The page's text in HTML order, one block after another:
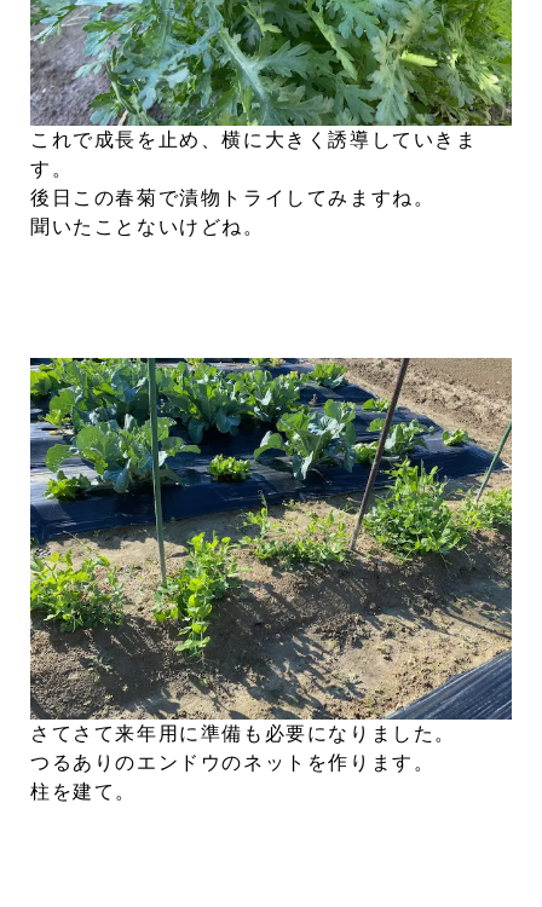
これで成長を止め、横に大きく誘導していきま
す。
後日この春菊で漬物トライしてみますね。
聞いたことないけどね。
さてさて来年用に準備も必要になりました。
つるありのエンドウのネットを作ります。
柱を建て。